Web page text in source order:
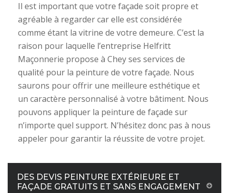
Il est important que votre façade soit propre et
agréable à regarder car elle est considérée
comme étant la vitrine de votre demeure. C’est la
raison pour laquelle l’entreprise Helfritt
Maçonnerie propose à Chey ses services de
qualité pour la peinture de votre façade. Nous
saurons pour offrir une meilleure esthétique et
un caractère personnalisé à votre bâtiment. Nous
pouvons appliquer la peinture de façade sur
n’importe quel support. N’hésitez donc pas à nous
appeler pour garantir la réussite de votre projet.
DES DEVIS PEINTURE EXTÉRIEURE ET
FAÇADE GRATUITS ET SANS ENGAGEMENT